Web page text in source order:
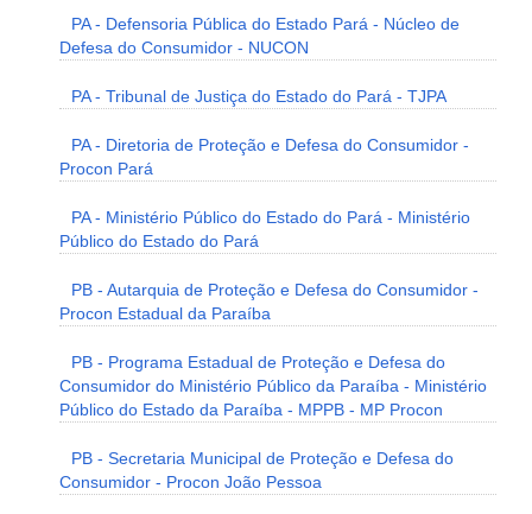
PA - Defensoria Pública do Estado Pará - Núcleo de
Defesa do Consumidor - NUCON
PA - Tribunal de Justiça do Estado do Pará - TJPA
PA - Diretoria de Proteção e Defesa do Consumidor -
Procon Pará
PA - Ministério Público do Estado do Pará - Ministério
Público do Estado do Pará
PB - Autarquia de Proteção e Defesa do Consumidor -
Procon Estadual da Paraíba
PB - Programa Estadual de Proteção e Defesa do
Consumidor do Ministério Público da Paraíba - Ministério
Público do Estado da Paraíba - MPPB - MP Procon
PB - Secretaria Municipal de Proteção e Defesa do
Consumidor - Procon João Pessoa